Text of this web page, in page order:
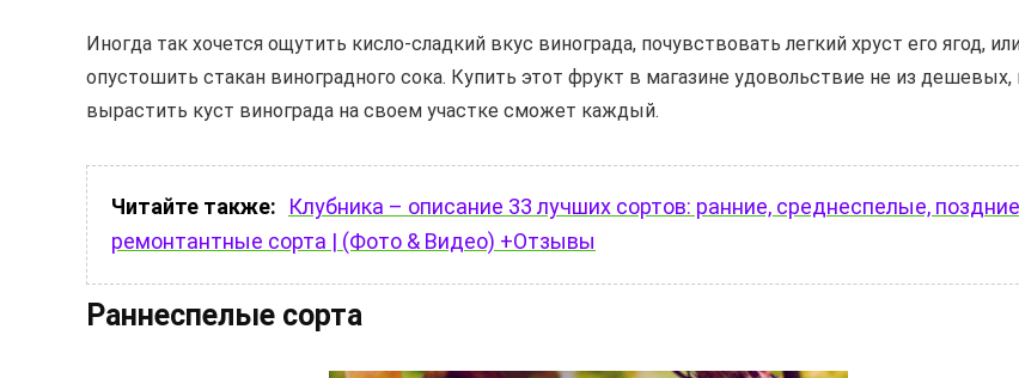
Иногда так хочется ощутить кисло-сладкий вкус винограда, почувствовать легкий хруст его ягод,
опустошить стакан виноградного сока. Купить этот фрукт в магазине удовольствие не из дешевых,
вырастить куст винограда на своем участке сможет каждый.
Читайте также:
Клубника – описание 33 лучших сортов: ранние, среднеспелые,
ремонтантные сорта | (Фото & Видео) +Отзывы
Раннеспелые сорта